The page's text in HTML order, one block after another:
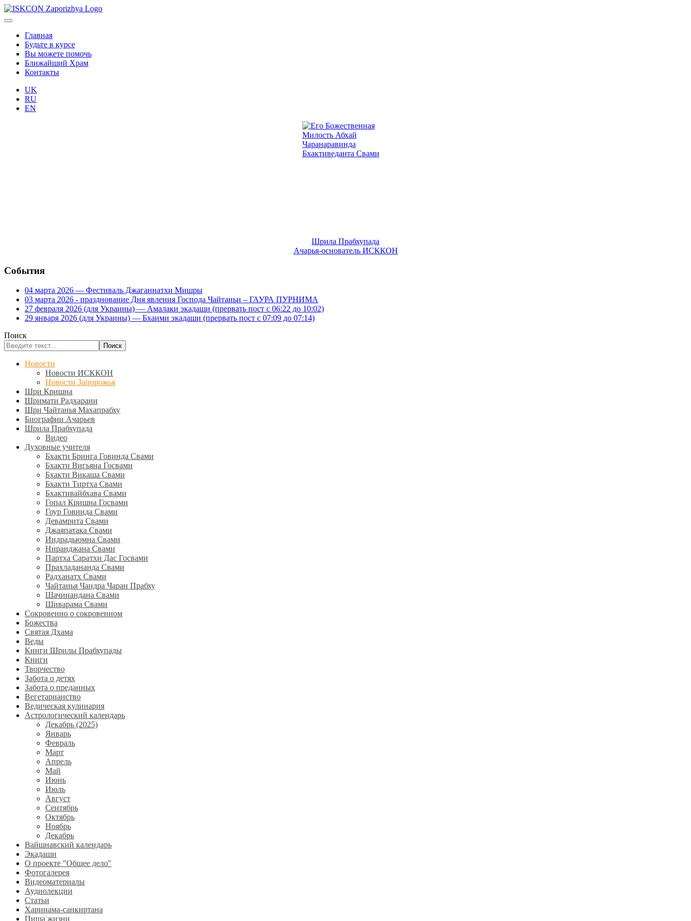
Главная
Будьте в курсе
Вы можете помочь
Ближайший Храм
Контакты
UK
RU
EN
Шрила Прабхупада
Ачарья-основатель ИСККОН
События
04 марта 2026 — Фестиваль Джаганнатхи Мишры
03 марта 2026 - празднование Дня явления Господа Чайтаньи – ГАУРА ПУРНИМА
27 февраля 2026 (для Украины) — Амалаки экадаши (прервать пост с 06:22 до 10:02)
29 января 2026 (для Украины) — Бхаими экадаши (прервать пост с 07:09 до 07:14)
Поиск
Поиск
Новости
Новости ИСККОН
Новости Запорожья
Шри Кришна
Шримати Радхарани
Шри Чайтанья Махапрабху
Биографии Ачарьев
Шрила Прабхупада
Видео
Духовные учителя
Бхакти Бринга Говинда Свами
Бхакти Вигьяна Госвами
Бхакти Викаша Свами
Бхакти Тиртха Свами
Бхактивайбхава Свами
Гопал Кришна Госвами
Гоур Говинда Свами
Девамрита Свами
Джаяпатака Свами
Индрадьюмна Свами
Ниранджана Свами
Партха Саратхи Дас Госвами
Прахладананда Свами
Радханатх Свами
Чайтанья Чандра Чаран Прабху
Шачинандана Свами
Шиварама Свами
Сокровенно о сокровенном
Божества
Святая Дхама
Веды
Книги Шрилы Прабхупады
Книги
Творчество
Забота о детях
Забота о преданных
Вегетарианство
Ведическая кулинария
Астрологический календарь
Декабрь (2025)
Январь
Февраль
Март
Апрель
Май
Июнь
Июль
Август
Сентябрь
Октябрь
Ноябрь
Декабрь
Вайшнавский календарь
Экадаши
О проекте "Общее дело"
Фотогалерея
Видеоматериалы
Аудиолекции
Статьи
Харинама-санкиртана
Пища жизни